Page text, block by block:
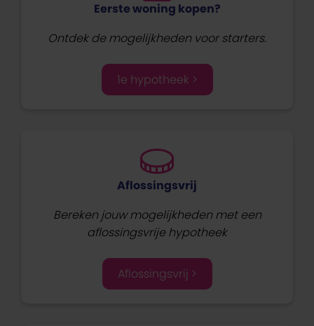
Eerste woning kopen?
Ontdek de mogelijkheden voor starters.
1e hypotheek >
Aflossingsvrij
Bereken jouw mogelijkheden met een
aflossingsvrije hypotheek
Aflossingsvrij >